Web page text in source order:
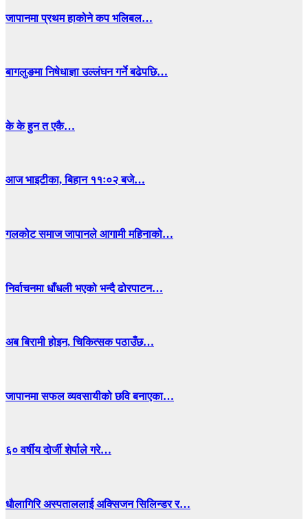
जापानमा प्रथम हाकोने कप भलिबल…
बागलुङमा निषेधाज्ञा उल्लंघन गर्ने बढेपछि…
के के हुन त एकै…
आज भाइटीका, बिहान ११ः०२ बजे…
गलकोट समाज जापानले आगामी महिनाको…
निर्वाचनमा धाँधली भएको भन्दै ढोरपाटन…
अब बिरामी होइन, चिकित्सक पठाउँछ…
जापानमा सफल व्यवसायीको छवि बनाएका…
६० वर्षीय दोर्जी शेर्पाले गरे…
धाैलागिरि अस्पताललाई अक्सिजन सिलिन्डर र…